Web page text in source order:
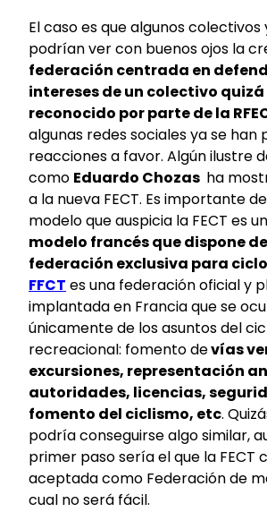
El caso es que algunos
podrían ver con buenos ojos la
federación centrada en
intereses de un colectivo
reconocido por parte de la
algunas redes sociales ya se han
reacciones a favor. Algún ilustre
como Eduardo Chozas ha
a la nueva FECT. Es importante
modelo que auspicia la FECT es
modelo francés que dispone
federación exclusiva para
FFCT es una federación oficial y
implantada en Francia que se
únicamente de los asuntos del
recreacional: fomento devías
excursiones, representación
autoridades, licencias,
fomento del ciclismo, etc.
podría conseguirse algo similar,
primer paso sería el que la FECT
aceptada como Federación de
cual no será fácil.